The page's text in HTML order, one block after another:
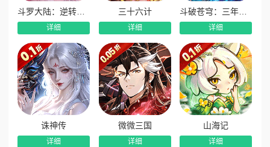
详细
三十六计
详细 详细
诛神传
详细
微微三国
详细
山海记
详细